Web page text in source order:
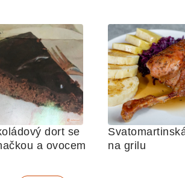
dort se
a ovocem
na grilu